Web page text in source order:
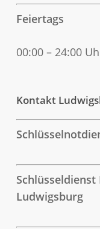
Feiertags
00:00 – 24:00
Kontakt
Ludwigsburg